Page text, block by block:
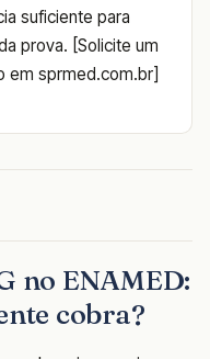
suficiente para
prova. [Solicite um
em sprmed.com.br]
no ENAMED:
cobra?